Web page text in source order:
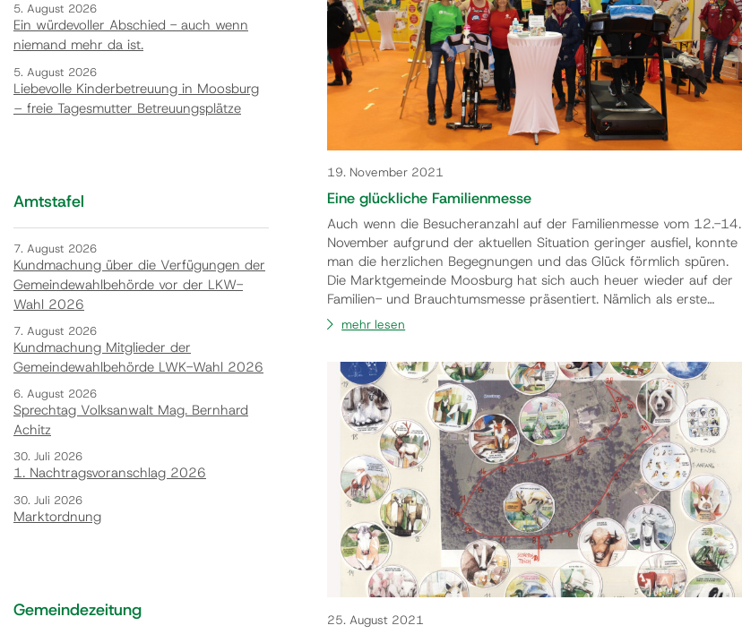
19. November 2021
Eine glückliche Familienmesse
Auch wenn die Besucheranzahl auf der Familienmesse vom 12.-14.
November aufgrund der aktuellen Situation geringer ausfiel, konnte
man die herzlichen Begegnungen und das Glück förmlich spüren.
Die Marktgemeinde Moosburg hat sich auch heuer wieder auf der
Familien- und Brauchtumsmesse präsentiert. Nämlich als erste
Glücksgemeinde Österreichs. Neben einem umfangreichen
Kinderglücksprogramm und einem Glücksvortrag des Theologen Dr.
mehr lesen
25. August 2021
5. August 2026
Ein würdevoller Abschied - auch wenn
niemand mehr da ist.
5. August 2026
Liebevolle Kinderbetreuung in Moosburg
– freie Tagesmutter Betreuungsplätze
Amtstafel
7. August 2026
Kundmachung über die Verfügungen der
Gemeindewahlbehörde vor der LKW-
Wahl 2026
7. August 2026
Kundmachung Mitglieder der
Gemeindewahlbehörde LWK-Wahl 2026
6. August 2026
Sprechtag Volksanwalt Mag. Bernhard
Achitz
30. Juli 2026
1. Nachtragsvoranschlag 2026
30. Juli 2026
Marktordnung
Gemeindezeitung